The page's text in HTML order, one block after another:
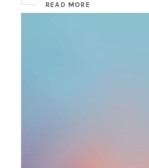
READ MORE